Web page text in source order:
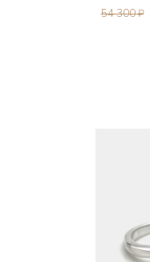
54 300 ₽